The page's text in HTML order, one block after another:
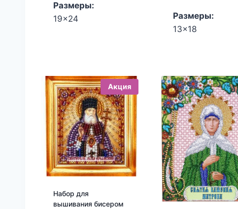
Размеры:
19x24
Размеры:
13x18
Акция
Набор для
вышивания бисером